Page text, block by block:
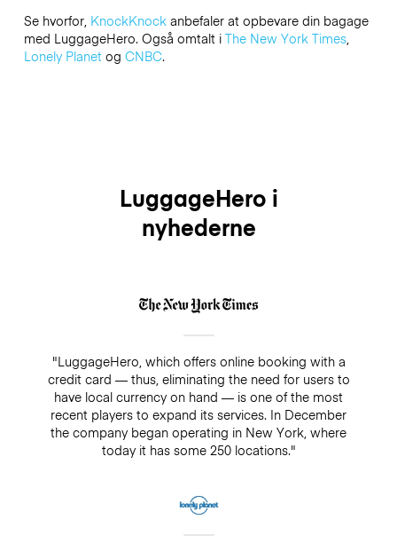
Se hvorfor, KnockKnockanbefaler at opbevare din bagage
med LuggageHero. Også omtalt i The New York Times,
Lonely Planetog CNBC.
LuggageHero i
nyhederne
"LuggageHero, which offers online booking with a
credit card — thus, eliminating the need for users to
have local currency on hand — is one of the most
recent players to expand its services. In December
the company began operating in New York, where
today it has some 250 locations."